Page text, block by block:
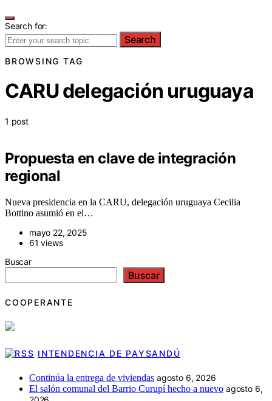
Search for:
Search
BROWSING TAG
CARU delegación uruguaya
1 post
Propuesta en clave de integración
regional
Nueva presidencia en la CARU, delegación uruguaya Cecilia
Bottino asumió en el…
mayo 22, 2025
61 views
Buscar
Buscar
COOPERANTE
INTENDENCIA DE PAYSANDÚ
Continúa la entrega de viviendas agosto 6, 2026
El salón comunal del Barrio Curupí hecho a nuevo agosto 6,